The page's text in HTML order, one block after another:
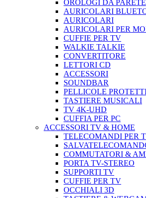
OROLOGI DA PARETE
AURICOLARI
AURICOLARI
AURICOLARI PER
CUFFIE PER TV
WALKIE TALKIE
CONVERTITORE
LETTORI CD
ACCESSORI
SOUNDBAR
PELLICOLE
TASTIERE MUSICALI
TV 4K-UHD
CUFFIA PER PC
ACCESSORI TV & HOME
TELECOMANDI PER
COMMUTATORI &
PORTA TV-STEREO
SUPPORTI TV
CUFFIE PER TV
OCCHIALI 3D